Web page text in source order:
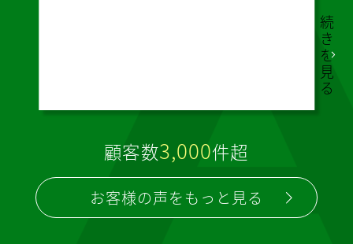
に合
わせ
た提
案を
して
るの
で、
感謝